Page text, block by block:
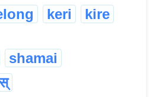
keri
kire
shamai